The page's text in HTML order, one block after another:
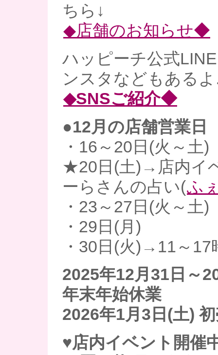
ちら↓
◆店舗のお知らせ◆
ハッピーチ公式
ンスタなどもある
◆SNSご紹介◆
●12月の店舗営業日
・16～20日(火～土)
★20日(土)→店内イ
ーらさんの占い(ふ
・23～27日(火～土)
・29日(月)
・30日(火)→11～17
2025年12月31日～
年末年始休業
2026年1月3日(土)
♥店内イベント開催